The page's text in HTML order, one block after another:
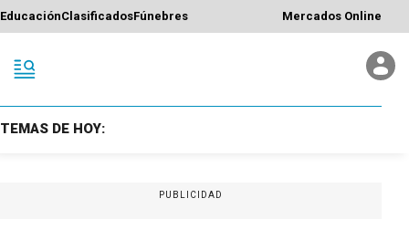
EducaciónClasificadosFúnebres Mercados Online
TEMAS DE HOY:
PUBLICIDAD